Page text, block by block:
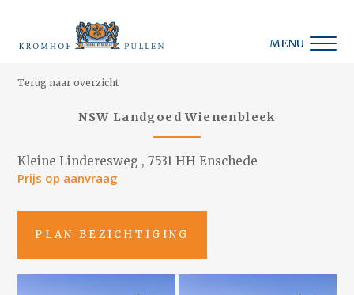
MENU
Terug naar overzicht
NSW Landgoed Wienenbleek
Kleine Linderesweg , 7531 HH Enschede
Prijs op aanvraag
PLAN BEZICHTIGING